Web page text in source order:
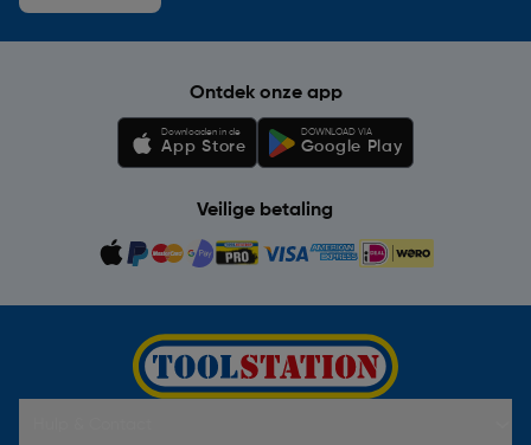
Ontdek onze app
Downloaden in de
App Store
DOWNLOAD VIA
Google Play
Veilige betaling